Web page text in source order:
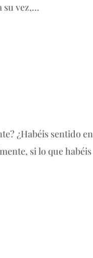
su vez,...
¿Habéis sentido en
si lo que habéis